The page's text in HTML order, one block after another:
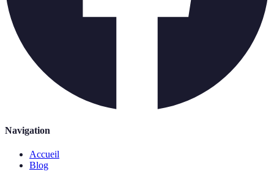
Navigation
Accueil
Blog